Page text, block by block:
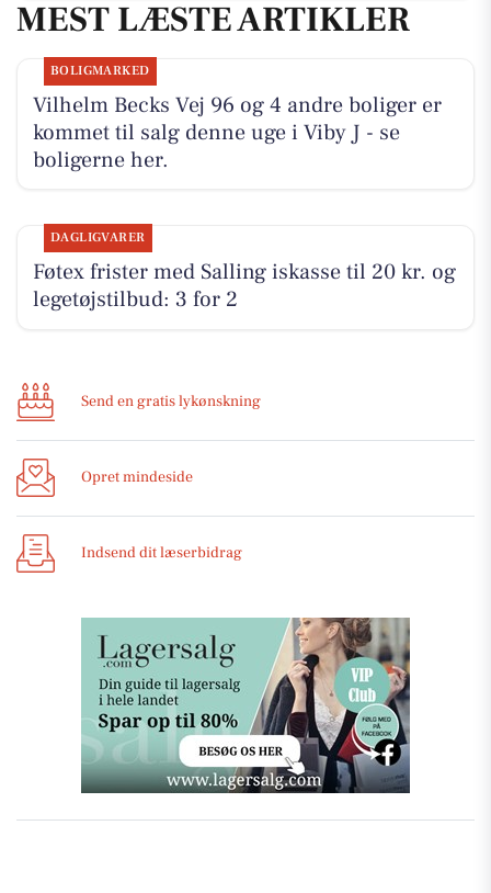
MEST LÆSTE ARTIKLER
BOLIGMARKED
Vilhelm Becks Vej 96 og 4 andre boliger er
kommet til salg denne uge i Viby J - se
boligerne her.
DAGLIGVARER
Føtex frister med Salling iskasse til 20 kr. og
legetøjstilbud: 3 for 2
Send en gratis lykønskning
Opret mindeside
Indsend dit læserbidrag